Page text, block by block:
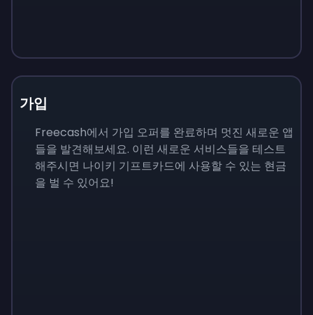
가입
Freecash에서 가입 오퍼를 완료하며 멋진 새로운 앱
들을 발견해보세요. 이런 새로운 서비스들을 테스트
해주시면 나이키 기프트카드에 사용할 수 있는 현금
을 벌 수 있어요!